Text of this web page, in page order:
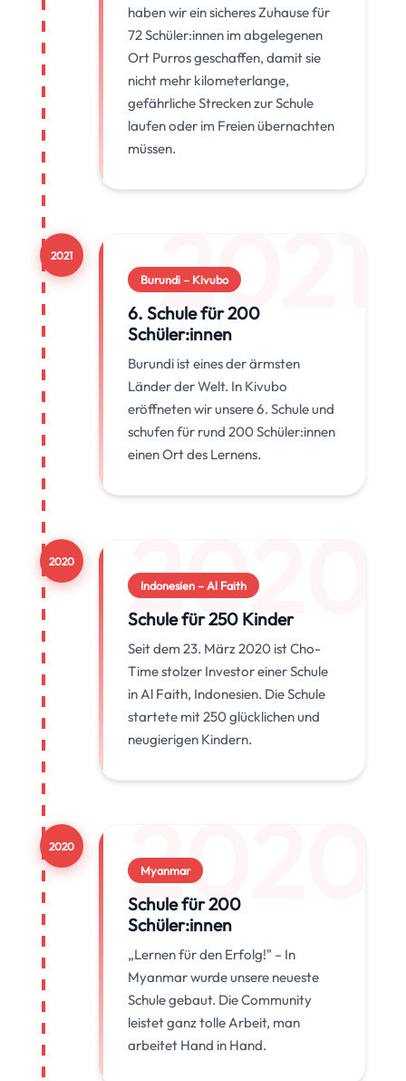
haben wir ein sicheres Zuhause für
72 Schüler:innen im abgelegenen
Ort Purros geschaffen, damit sie
nicht mehr kilometerlange,
gefährliche Strecken zur Schule
laufen oder im Freien übernachten
müssen.
2021 2021
Burundi – Kivubo
6. Schule für 200
Schüler:innen
Burundi ist eines der ärmsten
Länder der Welt. In Kivubo
eröffneten wir unsere 6. Schule und
schufen für rund 200 Schüler:innen
einen Ort des Lernens.
2020 2020
Indonesien – Al Faith
Schule für 250 Kinder
Seit dem 23. März 2020 ist Cho-
Time stolzer Investor einer Schule
in Al Faith, Indonesien. Die Schule
startete mit 250 glücklichen und
neugierigen Kindern.
2020 2020
Myanmar
Schule für 200
Schüler:innen
„Lernen für den Erfolg!" – In
Myanmar wurde unsere neueste
Schule gebaut. Die Community
leistet ganz tolle Arbeit, man
arbeitet Hand in Hand.